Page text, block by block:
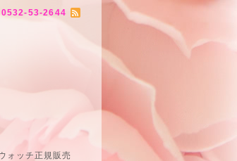
53-2644
ッチ正規販売